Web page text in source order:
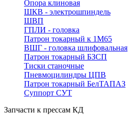
Опора клиновая
ШКВ - электрошпиндель
ШВП
ГПЛИ - головка
Патрон токарный к 1М65
ВШГ - головка шлифовальная
Патрон токарный БЗСП
Тиски станочные
Пневмоцилиндры ЦПВ
Патрон токарный БелТАПАЗ
Суппорт СУТ
Запчасти к прессам КД